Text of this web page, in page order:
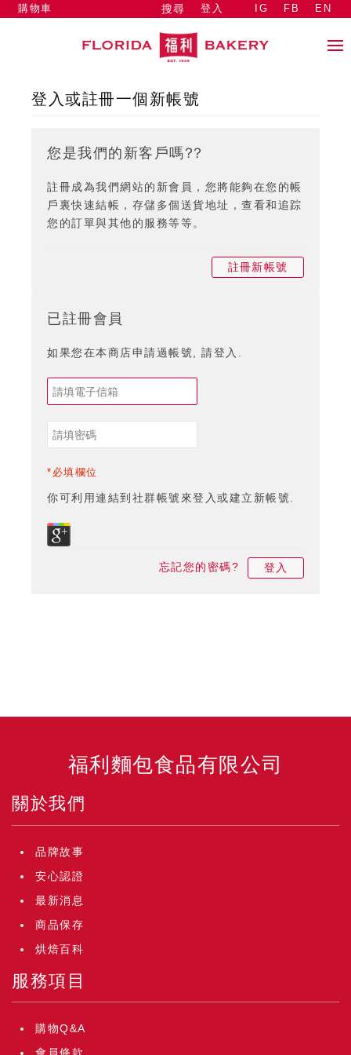
搜尋 登入
購物車 IG FB EN
登入或註冊一個新帳號
您是我們的新客戶嗎??
註冊成為我們網站的新會員，您將能夠在您的帳
戶裏快速結帳，存儲多個送貨地址，查看和追踪
您的訂單與其他的服務等等。
註冊新帳號
已註冊會員
如果您在本商店申請過帳號, 請登入.
*必填欄位
你可利用連結到社群帳號來登入或建立新帳號.
忘記您的密碼? 登入
福利麵包食品有限公司
關於我們
品牌故事
安心認證
最新消息
商品保存
烘焙百科
服務項目
購物Q&A